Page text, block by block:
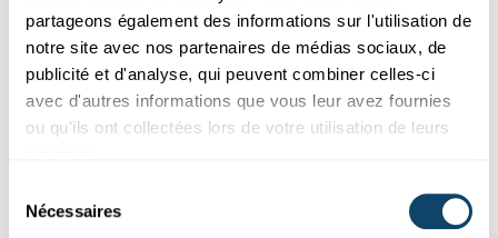
partageons également des informations sur l'utilisation de
notre site avec nos partenaires de médias sociaux, de
publicité et d'analyse, qui peuvent combiner celles-ci
avec d'autres informations que vous leur avez fournies
ou qu'ils ont collectées lors de votre utilisation de leurs
Nécessaires